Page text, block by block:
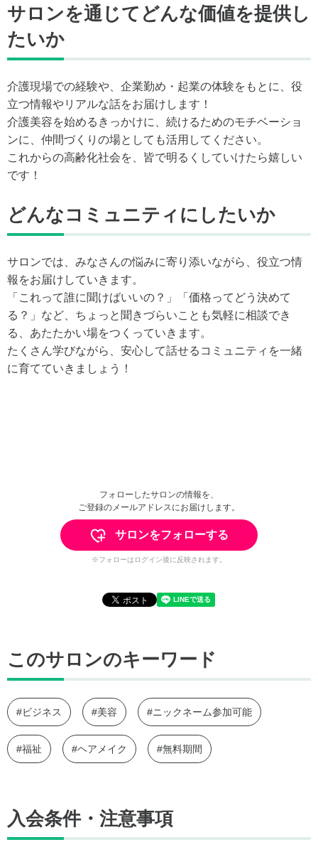
サロンを通じてどんな価値を提供し
たいか
介護現場での経験や、企業勤め・起業の体験をもとに、役
立つ情報やリアルな話をお届けします！
介護美容を始めるきっかけに、続けるためのモチベーショ
ンに、仲間づくりの場としても活用してください。
これからの高齢化社会を、皆で明るくしていけたら嬉しい
です！
どんなコミュニティにしたいか
サロンでは、みなさんの悩みに寄り添いながら、役立つ情
報をお届けしていきます。
「これって誰に聞けばいいの？」「価格ってどう決めて
る？」など、ちょっと聞きづらいことも気軽に相談でき
る、あたたかい場をつくっていきます。
たくさん学びながら、安心して話せるコミュニティを一緒
に育てていきましょう！
フォローしたサロンの情報を、
ご登録のメールアドレスにお届けします。
サロンをフォローする
※フォローはログイン後に反映されます。
このサロンのキーワード
#ビジネス #美容 #ニックネーム参加可能
#福祉 #ヘアメイク #無料期間
入会条件・注意事項